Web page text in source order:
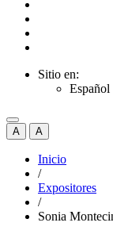
Sitio en:
Español
A A
Inicio
/
Expositores
/
Sonia